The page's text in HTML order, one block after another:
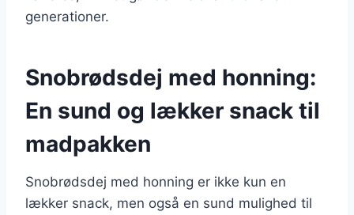
generationer.
Snobrødsdej med honning:
En sund og lækker snack til
madpakken
Snobrødsdej med honning er ikke kun en
lækker snack, men også en sund mulighed til